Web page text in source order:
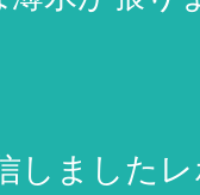
しました